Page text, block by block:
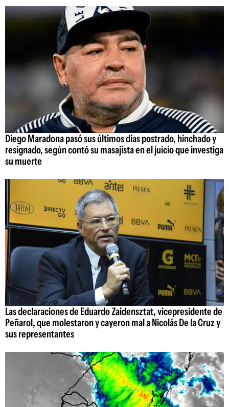
Diego Maradona pasó sus últimos días postrado, hinchado y
resignado, según contó su masajista en el juicio que investiga
su muerte
Las declaraciones de Eduardo Zaidensztat, vicepresidente de
Peñarol, que molestaron y cayeron mal a Nicolás De la Cruz y
sus representantes